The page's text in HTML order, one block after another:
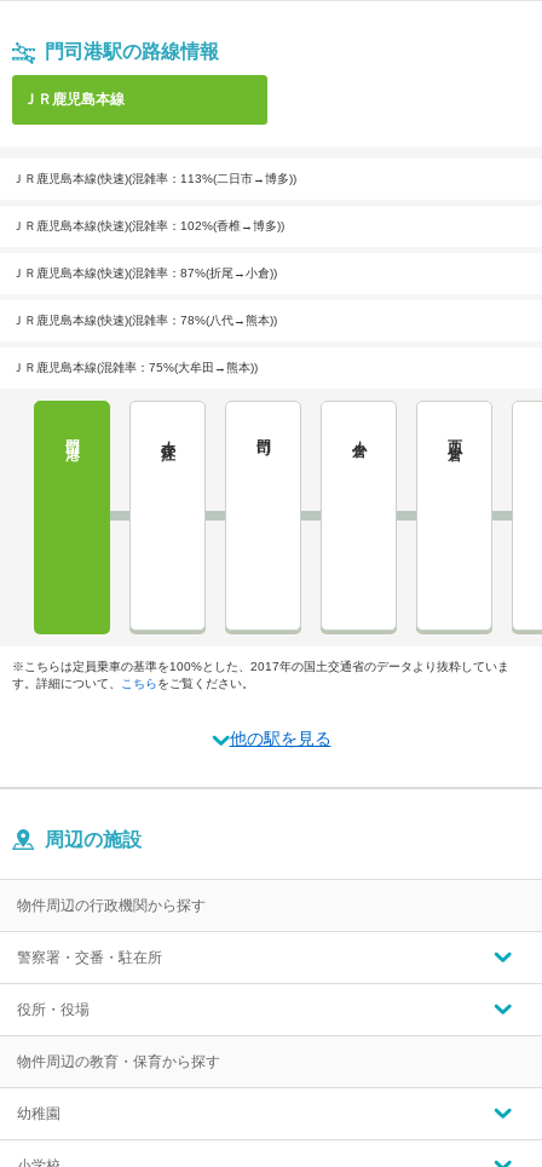
門司港駅の路線情報
ＪＲ鹿児島本線
ＪＲ鹿児島本線(快速)(混雑率：113%(二日市→博多))
ＪＲ鹿児島本線(快速)(混雑率：102%(香椎→博多))
ＪＲ鹿児島本線(快速)(混雑率：87%(折尾→小倉))
ＪＲ鹿児島本線(快速)(混雑率：78%(八代→熊本))
ＪＲ鹿児島本線(混雑率：75%(大牟田→熊本))
※こちらは定員乗車の基準を100%とした、2017年の国土交通省のデータより抜粋していま
す。詳細について、
こちらをご覧ください。
他の駅を見る
周辺の施設
物件周辺の行政機関から探す
警察署・交番・駐在所
役所・役場
物件周辺の教育・保育から探す
幼稚園